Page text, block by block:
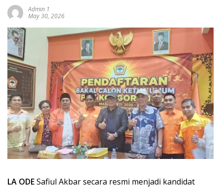
Admin 1
May 30, 2026
LA ODESafiul Akbar secara resmi menjadi kandidat